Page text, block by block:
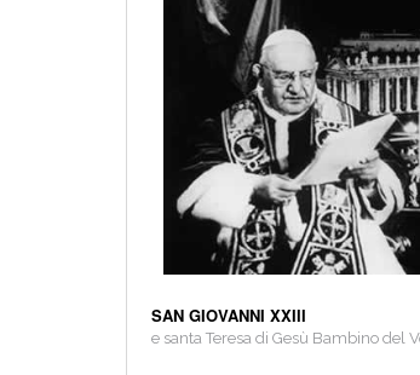
SAN GIOVANNI XXIII
e santa Teresa di Gesù Bambino del